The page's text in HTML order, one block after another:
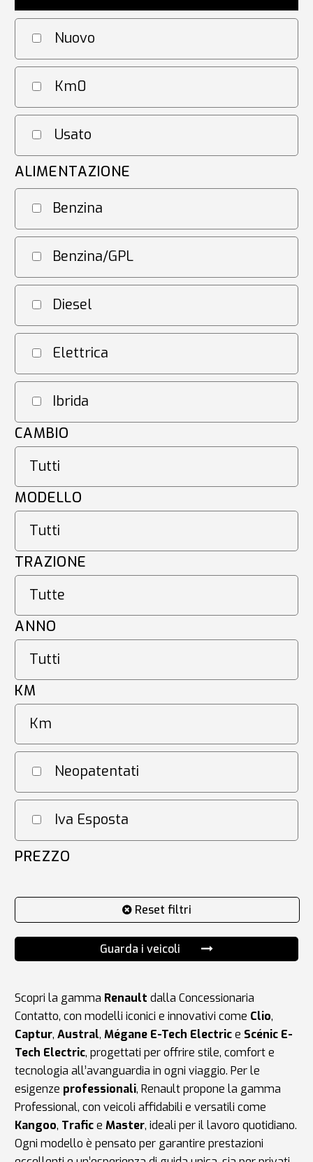
Nuovo
Km0
Usato
ALIMENTAZIONE
Benzina
Benzina/GPL
Diesel
Elettrica
Ibrida
CAMBIO
MODELLO
TRAZIONE
ANNO
KM
Neopatentati
Iva Esposta
PREZZO
Reset filtri
Guarda i veicoli
Scopri la gamma Renault dalla Concessionaria
Contatto, con modelli iconici e innovativi come Clio,
Captur, Austral, Mégane E-Tech Electrice Scénic E-
Tech Electric, progettati per offrire stile, comfort e
tecnologia all’avanguardia in ogni viaggio. Per le
esigenze professionali, Renault propone la gamma
Professional, con veicoli affidabili e versatili come
Kangoo, Trafice Master, ideali per il lavoro quotidiano.
Ogni modello è pensato per garantire prestazioni